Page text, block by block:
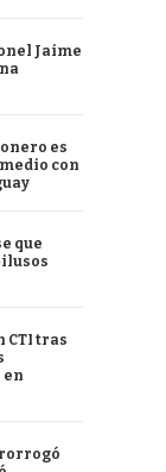
Jaime
es
con
que
CTI tras
en